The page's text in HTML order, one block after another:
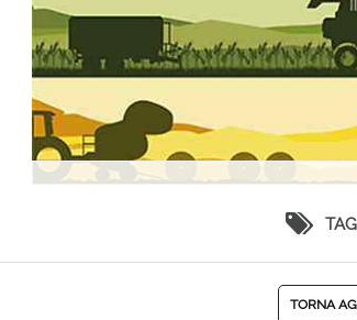
TORNA